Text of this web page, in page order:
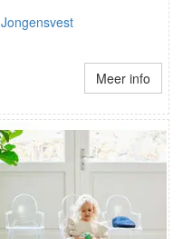
Jongensvest
Meer info